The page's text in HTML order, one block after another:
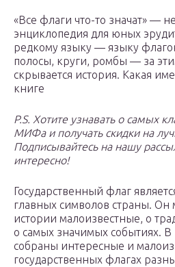
«Все флаги что-то значат» —
энциклопедия для юных
редкому языку — языку
полосы, круги, ромбы — за
скрывается история. Какая
книге
P.S. Хотите узнавать о самых
МИФа и получать скидки на
Подписывайтесь на нашу
интересно!
Государственный флаг
главных символов страны. Он
истории малоизвестные, о
о самых значимых событиях.
собраны интересные и
государственных флагах